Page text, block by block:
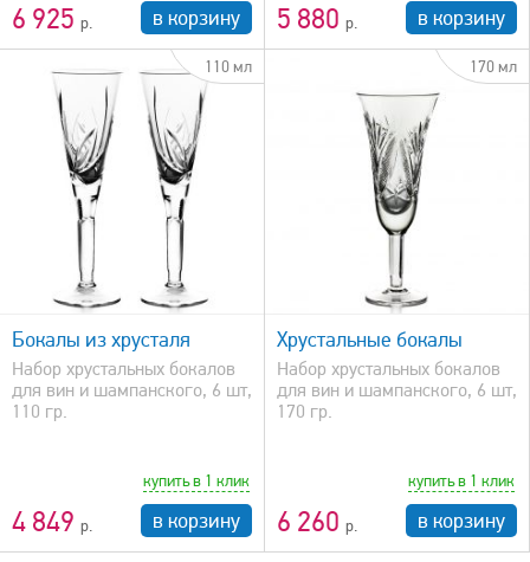
6 925 в корзину 5 880 в корзину
110 мл
Бокалы из хрусталя
Набор хрустальных бокалов
для вин и шампанского, 6 шт,
110 гр.
4 849
купить в 1 клик
в корзину
170 мл
быстрый просмотр
Хрустальные бокалы
Набор хрустальных бокалов
для вин и шампанского, 6 шт,
170 гр.
6 260
купить в 1 клик
в корзину